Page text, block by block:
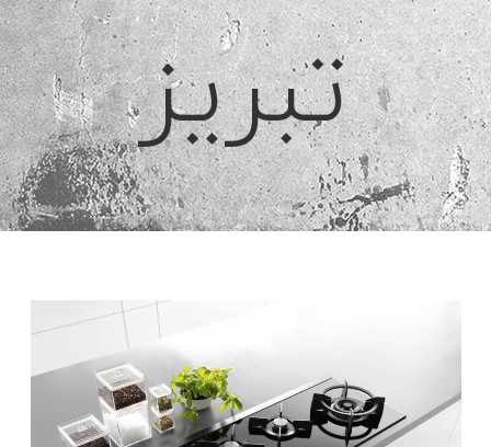
گالری
وبلاگ
تماس با ما
تبریز